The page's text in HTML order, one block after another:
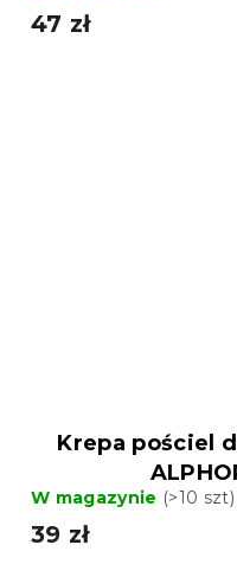
47 zł
Krepa pościel
W magazynie (>10 szt)
39 zł